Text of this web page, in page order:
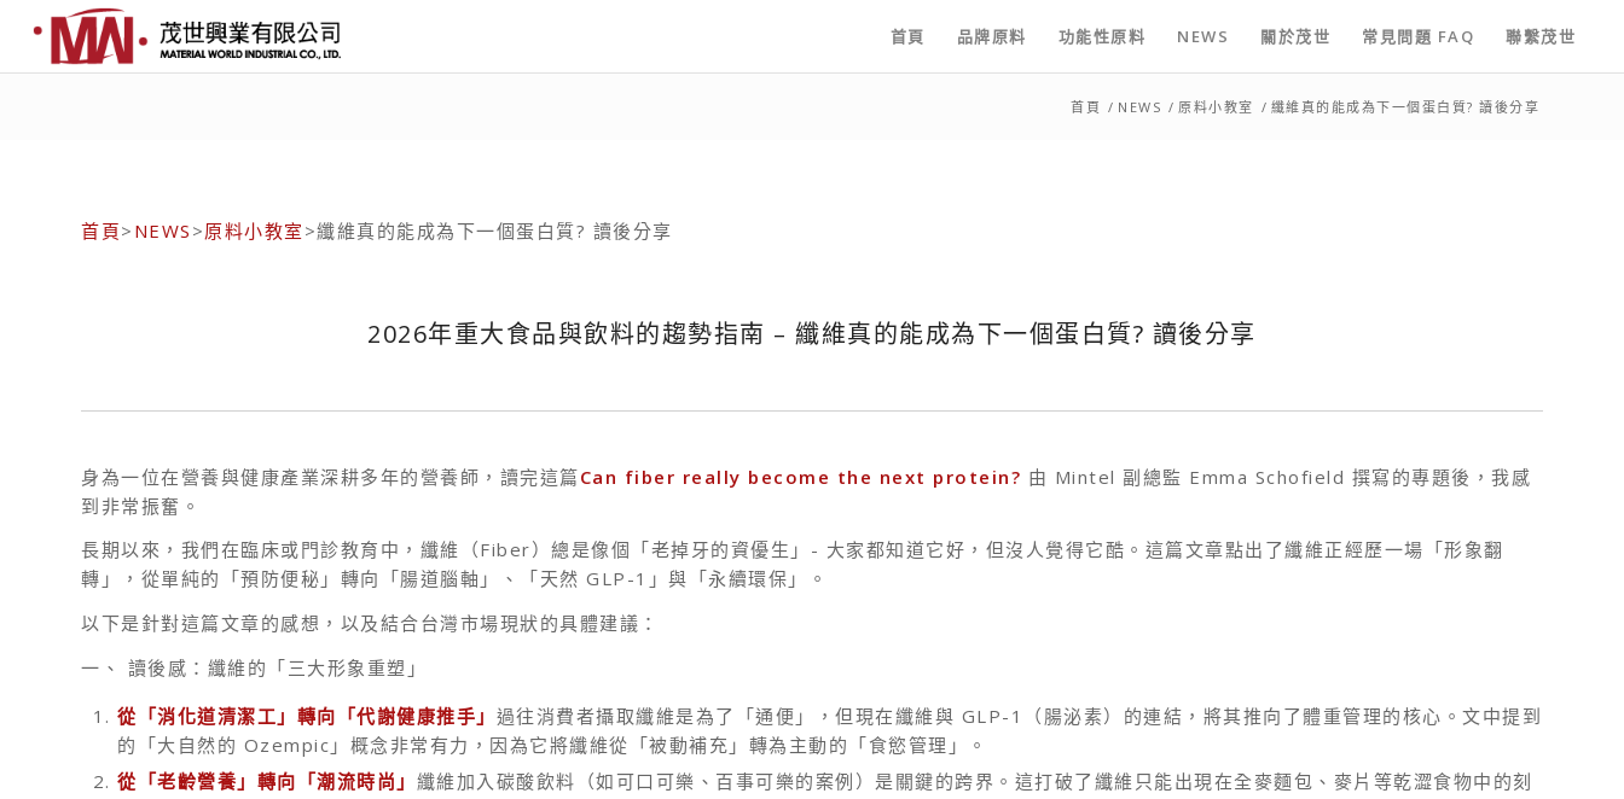
首頁 品牌原料 功能性原料 NEWS 關於茂世 常見問題 FAQ 聯繫茂世
首頁 / NEWS / 原料小教室 / 纖維真的能成為下一個蛋白質? 讀後分享
首頁> NEWS >原料小教室 >纖維真的能成為下一個蛋白質? 讀後分享
2026年重大食品與飲料的趨勢指南 – 纖維真的能成為下一個蛋白質? 讀後分享
身為一位在營養與健康產業深耕多年的營養師，讀完這篇Can fiber really become the next protein? 由 Mintel 副總監 Emma Schofield 撰寫的專題後，我感
到非常振奮。
長期以來，我們在臨床或門診教育中，纖維（Fiber）總是像個「老掉牙的資優生」- 大家都知道它好，但沒人覺得它酷。這篇文章點出了纖維正經歷一場「形象翻
轉」，從單純的「預防便秘」轉向「腸道腦軸」、「天然 GLP-1」與「永續環保」。
以下是針對這篇文章的感想，以及結合台灣市場現狀的具體建議：
一、 讀後感：纖維的「三大形象重塑」
從「消化道清潔工」轉向「代謝健康推手」 過往消費者攝取纖維是為了「通便」，但現在纖維與 GLP-1（腸泌素）的連結，將其推向了體重管理的核心。文中提到
的「大自然的 Ozempic」概念非常有力，因為它將纖維從「被動補充」轉為主動的「食慾管理」。
從「老齡營養」轉向「潮流時尚」 纖維加入碳酸飲料（如可口可樂、百事可樂的案例）是關鍵的跨界。這打破了纖維只能出現在全麥麵包、麥片等乾澀食物中的刻